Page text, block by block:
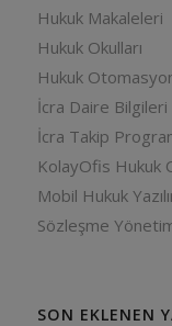
Hukuk Makaleleri
Hukuk Okulları
Hukuk
İcra Daire Bilgileri
İcra Takip
KolayOfis Hukuk
Mobil Hukuk
Sözleşme
SON EKLENEN